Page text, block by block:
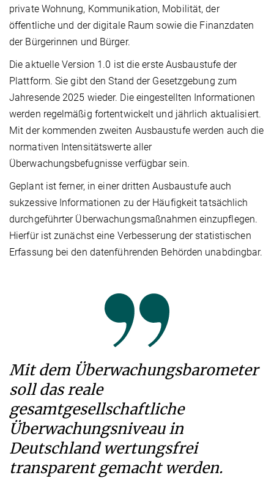
private Wohnung, Kommunikation, Mobilität, der
öffentliche und der digitale Raum sowie die Finanzdaten
der Bürgerinnen und Bürger.
Die aktuelle Version 1.0 ist die erste Ausbaustufe der
Plattform. Sie gibt den Stand der Gesetzgebung zum
Jahresende 2025 wieder. Die eingestellten Informationen
werden regelmäßig fortentwickelt und jährlich aktualisiert.
Mit der kommenden zweiten Ausbaustufe werden auch die
normativen Intensitätswerte aller
Überwachungsbefugnisse verfügbar sein.
Geplant ist ferner, in einer dritten Ausbaustufe auch
sukzessive Informationen zu der Häufigkeit tatsächlich
durchgeführter Überwachungsmaßnahmen einzupflegen.
Hierfür ist zunächst eine Verbesserung der statistischen
Erfassung bei den datenführenden Behörden unabdingbar.
Mit dem Überwachungsbarometer
soll das reale
gesamtgesellschaftliche
Überwachungsniveau in
Deutschland wertungsfrei
transparent gemacht werden.